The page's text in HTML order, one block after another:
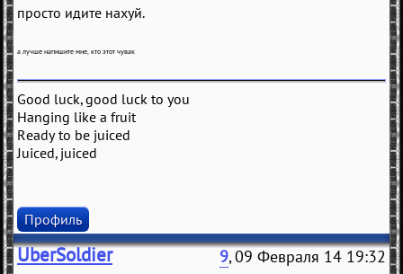
просто идите нахуй.
а лучше напишите мне, кто этот чувак
Good luck, good luck to you
Hanging like a fruit
Ready to be juiced
Juiced, juiced
Профиль
UberSoldier 9, 09 Февраля 14 19:32